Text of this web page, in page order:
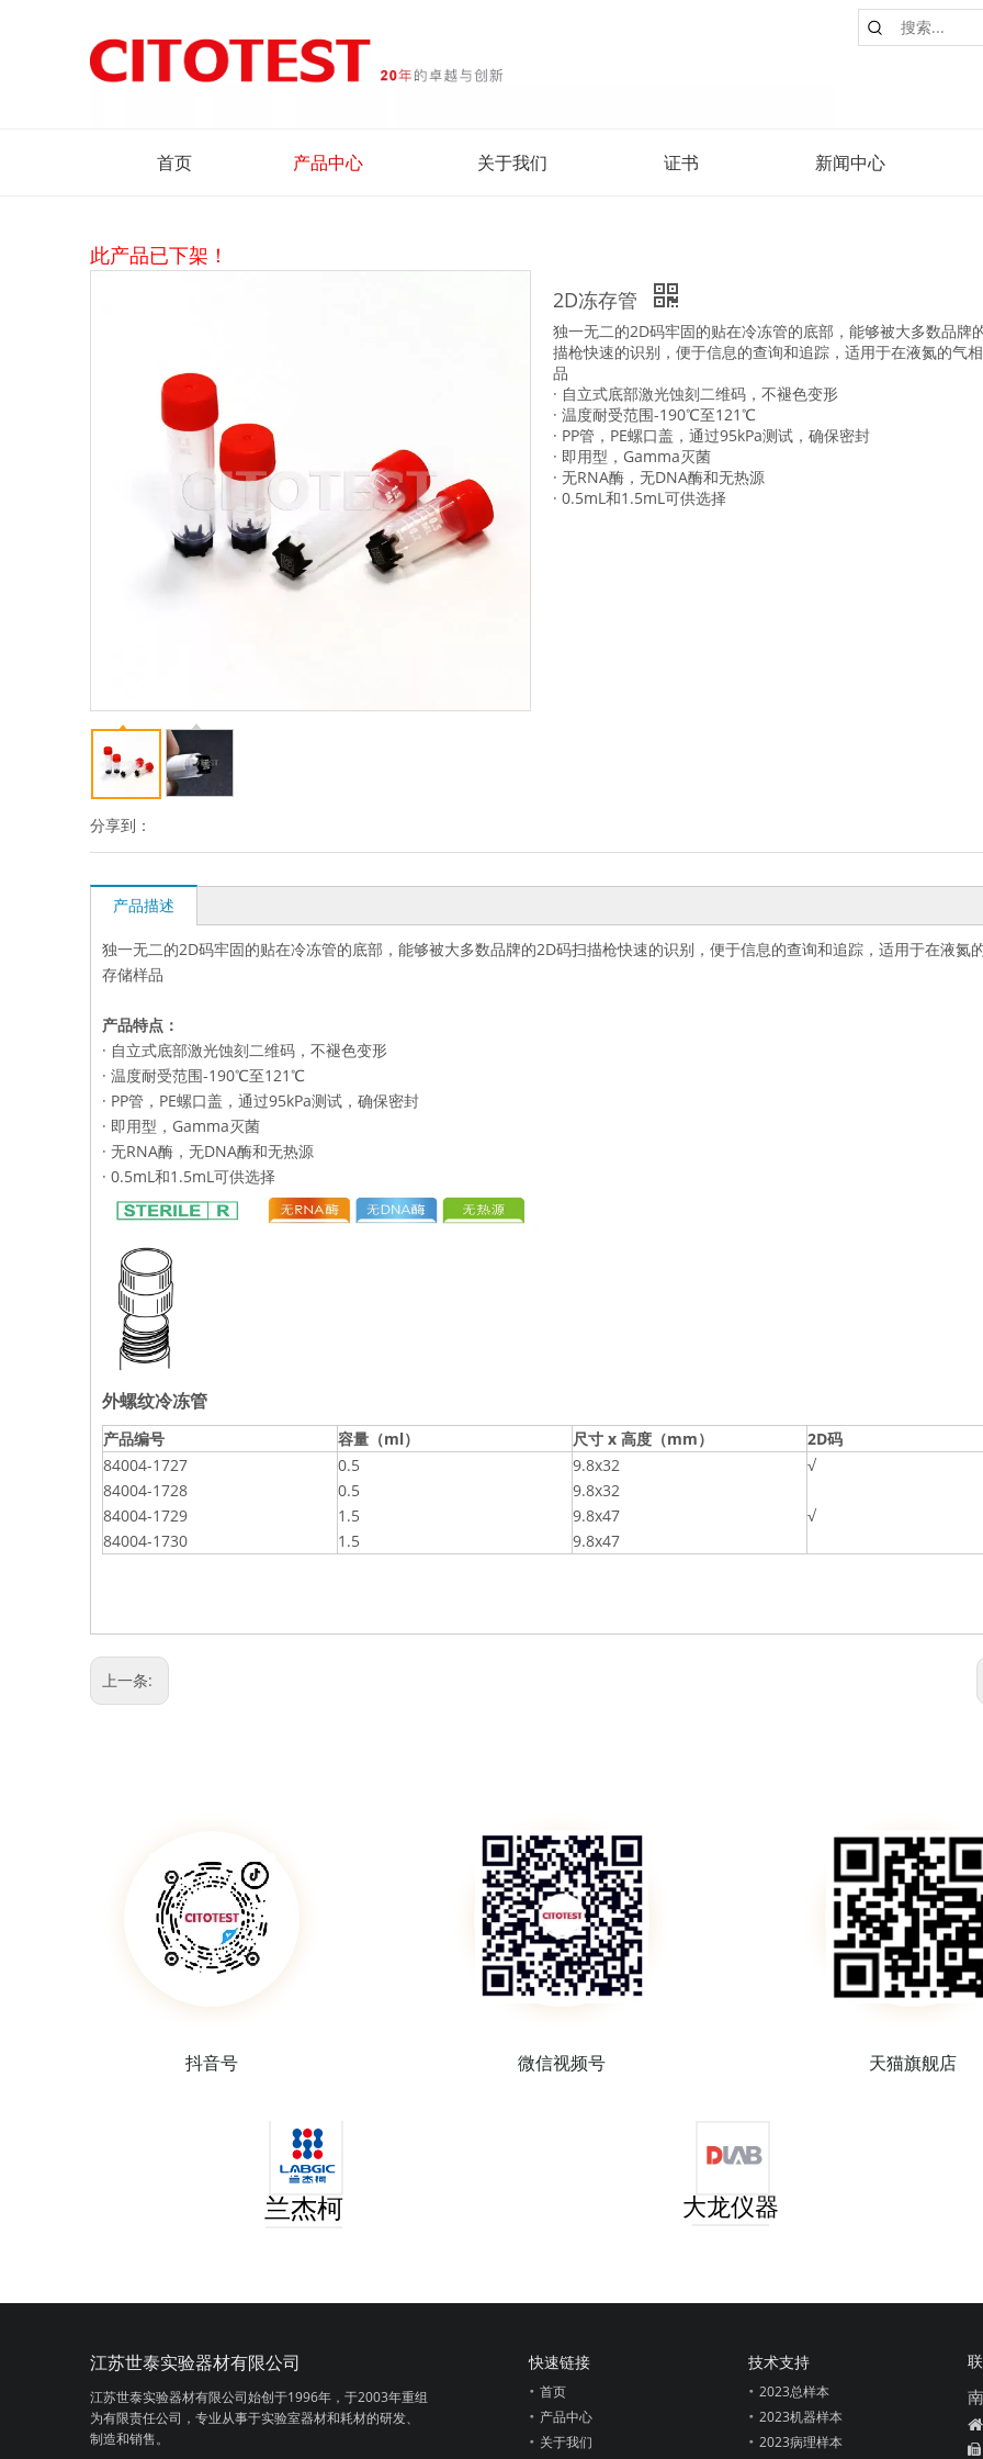
首页 产品中心 关于我们 证书 新闻中心
此产品已下架！
分享到：
2D冻存管
独一无二的2D码牢固的贴在冷冻管的底部，能够被大多数品牌
描枪快速的识别，便于信息的查询和追踪，适用于在液氮的气
品
· 自立式底部激光蚀刻二维码，不褪色变形
· 温度耐受范围-190℃至121℃
· PP管，PE螺口盖，通过95kPa测试，确保密封
· 即用型，Gamma灭菌
· 无RNA酶，无DNA酶和无热源
· 0.5mL和1.5mL可供选择
产品描述
独一无二的2D码牢固的贴在冷冻管的底部，能够被大多数品牌的2D码扫描枪快速的识别，便于信息的查询和追踪，适用于在液氮
存储样品
产品特点：
· 自立式底部激光蚀刻二维码，不褪色变形
· 温度耐受范围-190℃至121℃
· PP管，PE螺口盖，通过95kPa测试，确保密封
· 即用型，Gamma灭菌
· 无RNA酶，无DNA酶和无热源
· 0.5mL和1.5mL可供选择
外螺纹冷冻管
产品编号 容量（ml） 尺寸 x 高度（mm）
2D码
84004-1727
84004-1728
84004-1729
84004-1730
0.5
0.5
1.5
1.5
9.8x32
9.8x32
9.8x47
9.8x47
√
√
上一条:
抖音号 微信视频号 天猫旗舰店
兰杰柯 大龙仪器
江苏世泰实验器材有限公司
江苏世泰实验器材有限公司始创于1996年， 于2003年重组
为有限责任公司，专业从事于实验室器材和耗材的研发、
制造和销售。
快速链接
首页
产品中心
关于我们
技术支持
2023总样本
2023机器样本
2023病理样本

